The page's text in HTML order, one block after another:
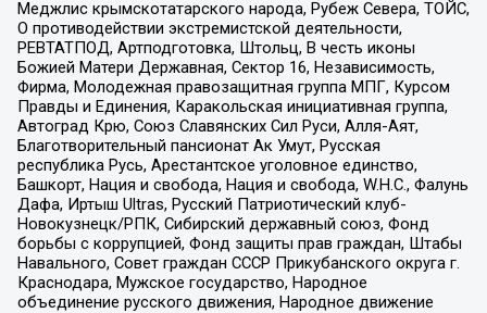
Меджлис крымскотатарского народа, Рубеж Севера, ТОЙС,
О противодействии экстремистской деятельности,
РЕВТАТПОД, Артподготовка, Штольц, В честь иконы
Божией Матери Державная, Сектор 16, Независимость,
Фирма, Молодежная правозащитная группа МПГ, Курсом
Правды и Единения, Каракольская инициативная группа,
Автоград Крю, Союз Славянских Сил Руси, Алля-Аят,
Благотворительный пансионат Ак Умут, Русская
республика Русь, Арестантское уголовное единство,
Башкорт, Нация и свобода, Нация и свобода, W.H.С., Фалунь
Дафа, Иртыш Ultras, Русский Патриотический клуб-
Новокузнецк/РПК, Сибирский державный союз, Фонд
борьбы с коррупцией, Фонд защиты прав граждан, Штабы
Навального, Совет граждан СССР Прикубанского округа г.
Краснодара, Мужское государство, Народное
объединение русского движения, Народное движение